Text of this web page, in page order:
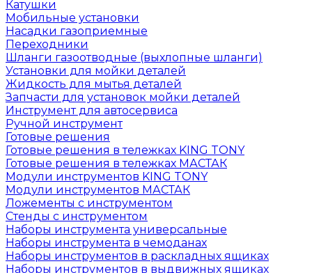
Катушки
Мобильные установки
Насадки газоприемные
Переходники
Шланги газоотводные (выхлопные шланги)
Установки для мойки деталей
Жидкость для мытья деталей
Запчасти для установок мойки деталей
Инструмент для автосервиса
Ручной инструмент
Готовые решения
Готовые решения в тележках KING TONY
Готовые решения в тележках МАСТАК
Модули инструментов KING TONY
Модули инструментов МАСТАК
Ложементы с инструментом
Стенды с инструментом
Наборы инструмента универсальные
Наборы инструмента в чемоданах
Наборы инструментов в раскладных ящиках
Наборы инструментов в выдвижных ящиках